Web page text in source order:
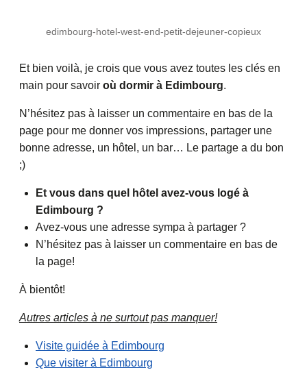
edimbourg-hotel-west-end-petit-dejeuner-copieux
Et bien voilà, je crois que vous avez toutes les clés en
main pour savoir où dormir à Edimbourg.
N’hésitez pas à laisser un commentaire en bas de la
page pour me donner vos impressions, partager une
bonne adresse, un hôtel, un bar… Le partage a du bon
;)
Et vous dans quel hôtel avez-vous logé à
Edimbourg ?
Avez-vous une adresse sympa à partager ?
N’hésitez pas à laisser un commentaire en bas de
la page!
À bientôt!
Autres articles à ne surtout pas manquer!
Visite guidée à Edimbourg
Que visiter à Edimbourg